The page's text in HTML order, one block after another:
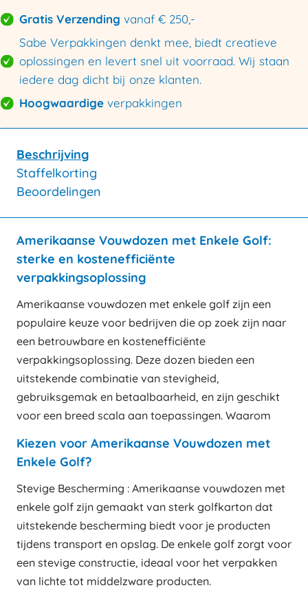
Gratis Verzending vanaf € 250,-
Sabe Verpakkingen denkt mee, biedt creatieve
oplossingen en levert snel uit voorraad. Wij staan
iedere dag dicht bij onze klanten.
Hoogwaardige verpakkingen
Beschrijving
Staffelkorting
Beoordelingen
Amerikaanse Vouwdozen met Enkele Golf:
sterke en kostenefficiënte
verpakkingsoplossing
Amerikaanse vouwdozen met enkele golf zijn een
populaire keuze voor bedrijven die op zoek zijn naar
een betrouwbare en kostenefficiënte
verpakkingsoplossing. Deze dozen bieden een
uitstekende combinatie van stevigheid,
gebruiksgemak en betaalbaarheid, en zijn geschikt
voor een breed scala aan toepassingen. Waarom
Kiezen voor Amerikaanse Vouwdozen met
Enkele Golf?
Stevige Bescherming : Amerikaanse vouwdozen met
enkele golf zijn gemaakt van sterk golfkarton dat
uitstekende bescherming biedt voor je producten
tijdens transport en opslag. De enkele golf zorgt voor
een stevige constructie, ideaal voor het verpakken
van lichte tot middelzware producten.